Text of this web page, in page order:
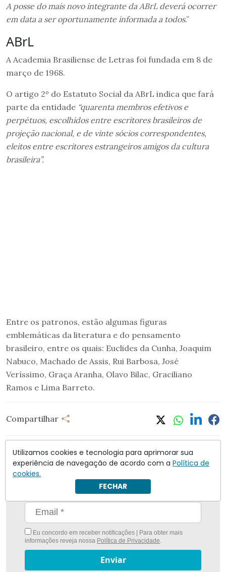
A posse do mais novo integrante da ABrL deverá ocorrer
em data a ser oportunamente informada a todos.”
ABrL
A Academia Brasiliense de Letras foi fundada em 8 de
março de 1968.
O artigo 2º do Estatuto Social da ABrL indica que fará
parte da entidade “quarenta membros efetivos e
perpétuos, escolhidos entre escritores brasileiros de
projeção nacional, e de vinte sócios correspondentes,
eleitos entre escritores estrangeiros amigos da cultura
brasileira”.
Entre os patronos, estão algumas figuras
emblemáticas da literatura e do pensamento
brasileiro, entre os quais: Euclides da Cunha, Joaquim
Nabuco, Machado de Assis, Rui Barbosa, José
Veríssimo, Graça Aranha, Olavo Bilac, Graciliano
Ramos e Lima Barreto.
Compartilhar
Nunca foi tão fácil ficar bem informado com
Antagonista
Eu concordo em receber notificações | Para obter mais
informações reveja nossa Política de Privacidade
Enviar
Utilizamos cookies e tecnologia para aprimorar sua
experiência de navegação de acordo com a Política de
cookies.
FECHAR